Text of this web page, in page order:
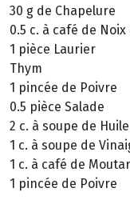
30 g de Chapelure
0.5 c. à café de
1 pièce Laurier
Thym
1 pincée de Poivre
0.5 pièce Salade
2 c. à soupe de
1 c. à soupe de
1 c. à café de
1 pincée de Poivre